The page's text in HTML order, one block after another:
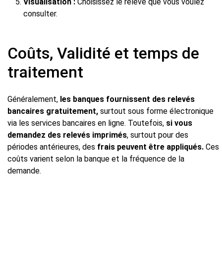
consulter.
Coûts, Validité et temps de
traitement
Généralement, les banques fournissent des relevés
bancaires gratuitement, surtout sous forme électronique
via les services bancaires en ligne. Toutefois, si vous
demandez des relevés imprimés, surtout pour des
périodes antérieures, des frais peuvent être appliqués. Ces
coûts varient selon la banque et la fréquence de la
demande.